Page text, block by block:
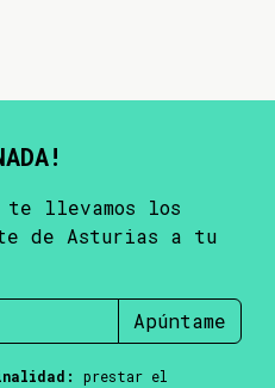
te llevamos los
de Asturias a tu
Apúntame
prestar el